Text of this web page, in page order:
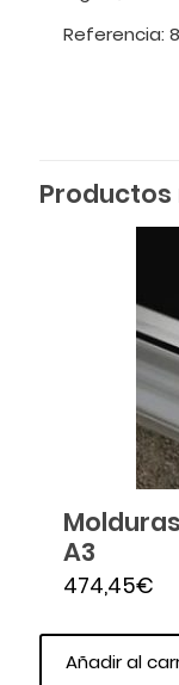
Referencia:
A3
474,45€
Añadir al